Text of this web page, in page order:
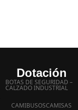
Dotación
BOTAS DE SEGURIDAD –
CALZADO INDUSTRIAL
CAMIBUSOSCAMISAS